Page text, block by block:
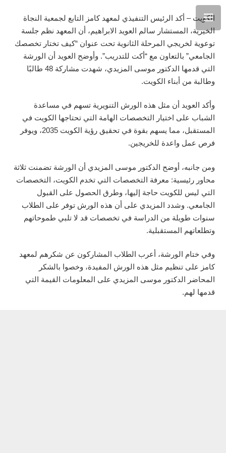
الكويت – أكد الرئيس التنفيذي لمعهد كامز التابع لجمعية النجاة
الخيرية، المستشار سالم العويد الابراهيم، أن المعهد نظم جلسة
توعوية لخريجي المرحلة الثانوية تحت عنوان “كيف تختار تخصصك
الجامعي” بالتعاون مع “أكت للتدريب”. وأوضح العويد أن الورشة
التي قدمها الدكتور موسى المزيدي، شهدت مشاركة 48 طالبًا
وطالبة من أبناء الكويت.
وأكد العويد أن مثل هذه الورش التنويرية تسهم في مساعدة
الشباب على اختيار التخصصات الهامة التي تحتاجها الكويت في
المستقبل، مما يسهم بقوة في تحقيق رؤية الكويت 2035، ويوفر
فرص عمل واعدة للخريجين.
ومن جانبه، أوضح الدكتور موسى المزيدي أن الورشة تضمنت ثلاثة
محاور رئيسية: معرفة التخصصات التي تخدم الكويت، التخصصات
التي ليس للكويت حاجة إليها، وطرق الحصول على القبول
الجامعي. وشدد المزيدي على أن هذه الورش توفر على الطلاب
سنوات طويلة من الدراسة في تخصصات قد لا تلبي طموحاتهم
وتطلعاتهم المستقبلية.
وفي ختام الورشة، أعرب الطلاب المشاركون عن شكرهم لمعهد
كامز على تنظيم مثل هذه الورش المفيدة، وخصوا بالشكر
المحاضر الدكتور موسى المزيدي على المعلومات القيمة التي
قدمها لهم.